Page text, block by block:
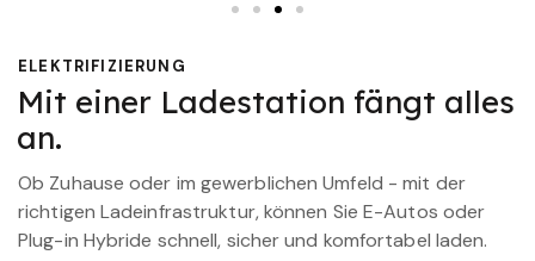
ELEKTRIFIZIERUNG
Mit einer Ladestation fängt alles
an.
Ob Zuhause oder im gewerblichen Umfeld - mit der
richtigen Ladeinfrastruktur, können Sie E-Autos oder
Plug-in Hybride schnell, sicher und komfortabel laden.